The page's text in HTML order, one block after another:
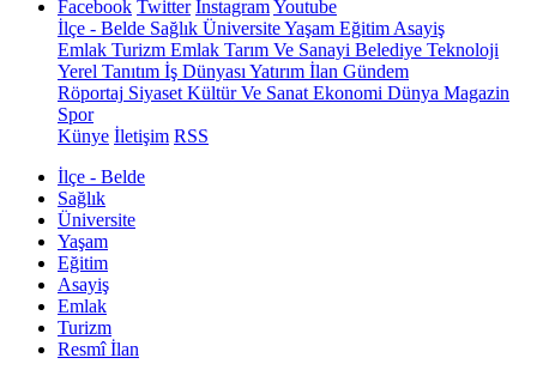
Facebook Twitter InstagramYoutube
İlçe - Belde Sağlık ÜniversiteYaşam Eğitim Asayiş
Emlak Turizm Emlak Tarım Ve Sanayi Belediye Teknoloji
Yerel Tanıtım İş Dünyası Yatırım İlan Gündem
Röportaj Siyaset Kültür Ve Sanat Ekonomi Dünya Magazin
Spor
Künye İletişim RSS
İlçe - Belde
Sağlık
Üniversite
Yaşam
Eğitim
Asayiş
Emlak
Turizm
Resmî İlan